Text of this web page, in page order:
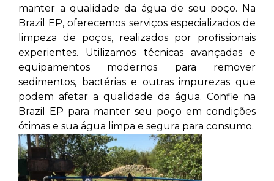
manter a qualidade da água de seu poço. Na
Brazil EP, oferecemos serviços especializados de
limpeza de poços, realizados por profissionais
experientes. Utilizamos técnicas avançadas e
equipamentos modernos para remover
sedimentos, bactérias e outras impurezas que
podem afetar a qualidade da água. Confie na
Brazil EP para manter seu poço em condições
ótimas e sua água limpa e segura para consumo.